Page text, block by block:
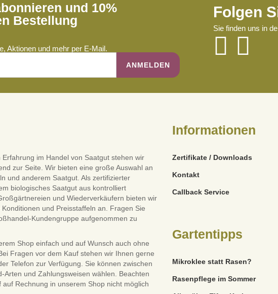
und 10%
Bestellung
Aktionen und mehr per E-Mail.
Folgen
Sie finden uns in
im Handel von Saatgut stehen wir
zur Seite. Wir bieten eine große Auswahl an
und anderem Saatgut. Als zertifizierter
biologisches Saatgut aus kontrolliert
und Wiederverkäufern bieten wir
und Preisstaffeln an. Fragen Sie
Kundengruppe aufgenommen zu
Shop einfach und auf Wunsch auch ohne
Fragen vor dem Kauf stehen wir Ihnen gerne
Telefon zur Verfügung. Sie können zwischen
Arten und Zahlungsweisen wählen. Beachten
auf Rechnung in unserem Shop nicht möglich
Informationen
Zertifikate / Downloads
Kontakt
Callback Service
Gartentipps
Mikroklee statt Rasen?
Rasenpflege im Sommer